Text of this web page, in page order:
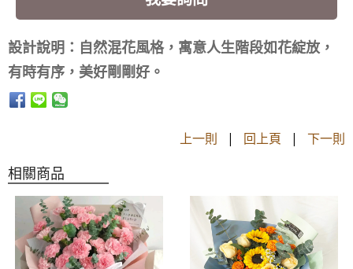
設計說明：自然混花風格，寓意人生階段如花綻放，
有時有序，美好剛剛好。
上一則 | 回上頁 | 下一則
相關商品